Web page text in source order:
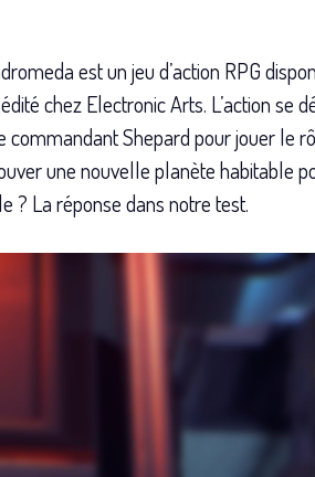
est un jeu d’action RPG
chez Electronic Arts. L’action
commandant Shepard pour jouer le
une nouvelle planète habitable
? La réponse dans notre test.